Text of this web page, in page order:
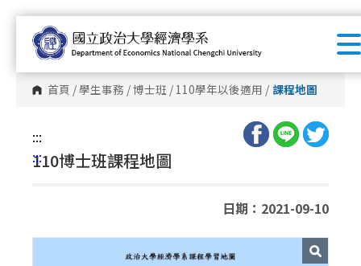
跳
到
主
要
塊
首頁 /學生事務 /博士班 / 110學年以後適用 / 課程地圖
:::
:::
110博士班課程地圖
日期：2021-09-10